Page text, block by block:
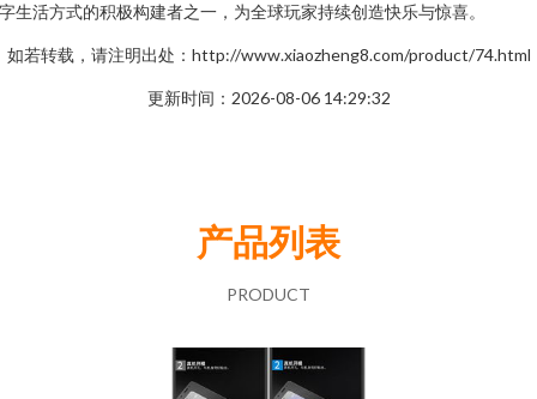
生活方式的积极构建者之一，为全球玩家持续创造快乐与惊喜。
如若转载，请注明出处：http://www.xiaozheng8.com/product/74.html
更新时间：2026-08-06 14:29:32
产品列表
PRODUCT